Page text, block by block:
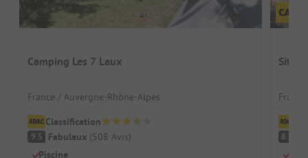
Camping Les 7 Laux
France / Auvergne-Rhône-Alpes
Classification
9.5 Fabuleux (508 Avis)
Piscine
Sites
8.9